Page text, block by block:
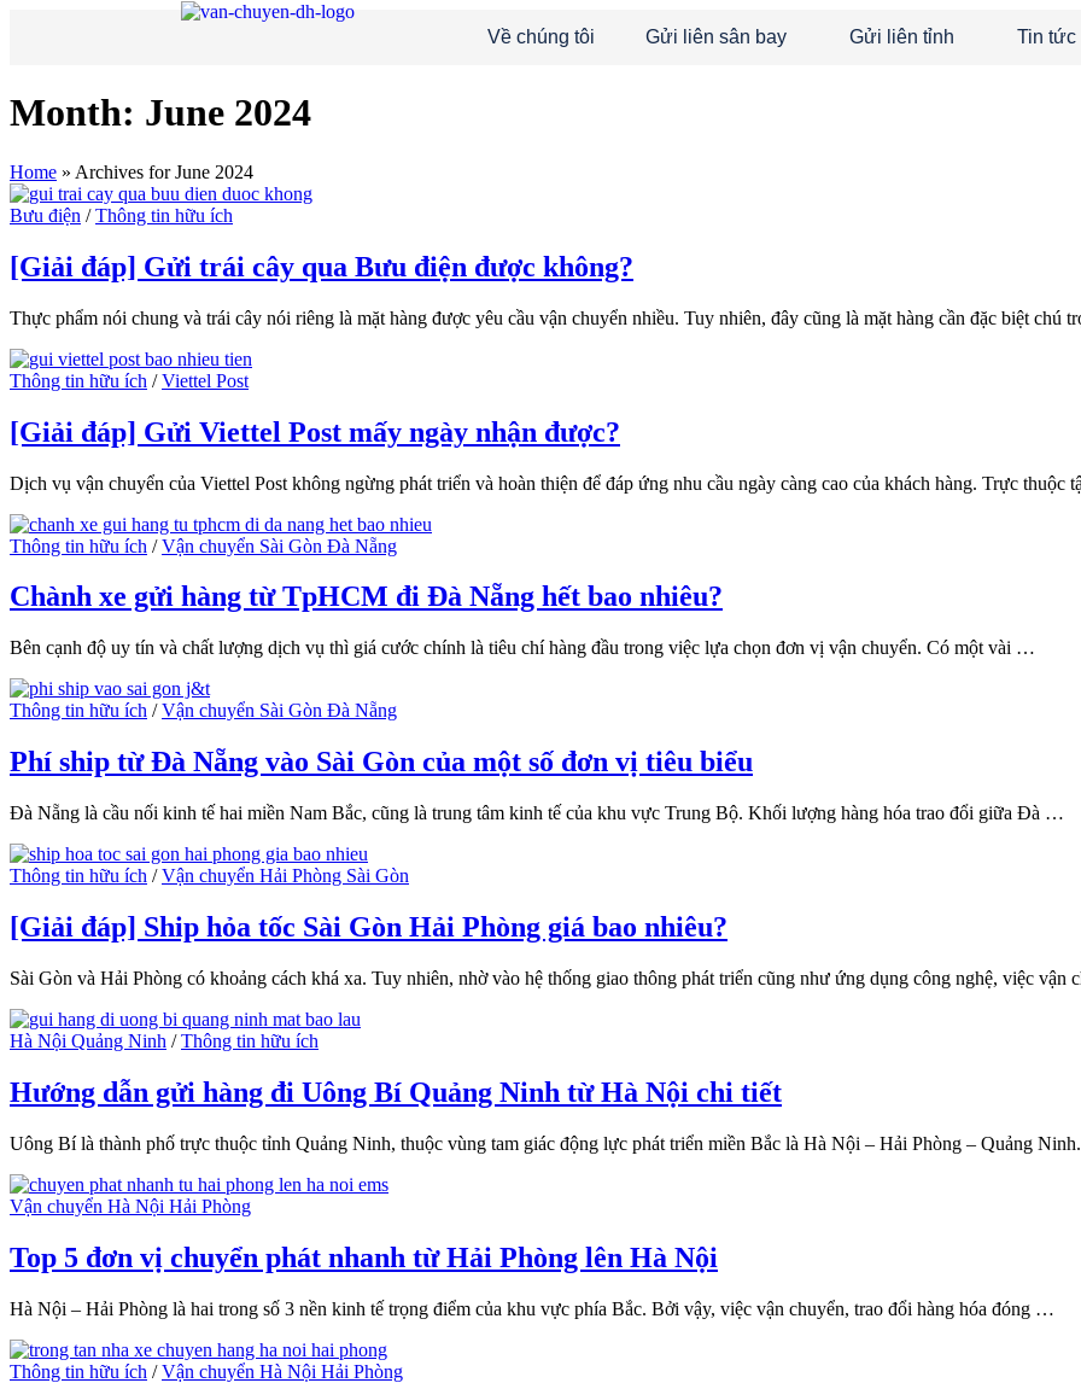
Về chúng tôi Gửi liên sân bay Gửi liên tỉnh Tin tức
Month: June 2024
Home » Archives for June 2024
Bưu điện /Thông tin hữu ích
[Giải đáp] Gửi trái cây qua Bưu điện được không?
Thực phẩm nói chung và trái cây nói riêng là mặt hàng được yêu cầu vận chuyển nhiều. Tuy nhiên, đây cũng là mặt hàng cần đặc biệt chú
Thông tin hữu ích /Viettel Post
[Giải đáp] Gửi Viettel Post mấy ngày nhận được?
Dịch vụ vận chuyển của Viettel Post không ngừng phát triển và hoàn thiện để đáp ứng nhu cầu ngày càng cao của khách hàng. Trực thuộc
Thông tin hữu ích /Vận chuyển Sài Gòn Đà Nẵng
Chành xe gửi hàng từ TpHCM đi Đà Nẵng hết bao nhiêu?
Bên cạnh độ uy tín và chất lượng dịch vụ thì giá cước chính là tiêu chí hàng đầu trong việc lựa chọn đơn vị vận chuyển. Có một vài …
Thông tin hữu ích /Vận chuyển Sài Gòn Đà Nẵng
Phí ship từ Đà Nẵng vào Sài Gòn của một số đơn vị tiêu biểu
Đà Nẵng là cầu nối kinh tế hai miền Nam Bắc, cũng là trung tâm kinh tế của khu vực Trung Bộ. Khối lượng hàng hóa trao đổi giữa Đà …
Thông tin hữu ích /Vận chuyển Hải Phòng Sài Gòn
[Giải đáp] Ship hỏa tốc Sài Gòn Hải Phòng giá bao nhiêu?
Sài Gòn và Hải Phòng có khoảng cách khá xa. Tuy nhiên, nhờ vào hệ thống giao thông phát triển cũng như ứng dụng công nghệ, việc vận
Hà Nội Quảng Ninh /Thông tin hữu ích
Hướng dẫn gửi hàng đi Uông Bí Quảng Ninh từ Hà Nội chi tiết
Uông Bí là thành phố trực thuộc tỉnh Quảng Ninh, thuộc vùng tam giác động lực phát triển miền Bắc là Hà Nội – Hải Phòng – Quảng
Vận chuyển Hà Nội Hải Phòng
Top 5 đơn vị chuyển phát nhanh từ Hải Phòng lên Hà Nội
Hà Nội – Hải Phòng là hai trong số 3 nền kinh tế trọng điểm của khu vực phía Bắc. Bởi vậy, việc vận chuyển, trao đổi hàng hóa đóng …
Thông tin hữu ích /Vận chuyển Hà Nội Hải Phòng